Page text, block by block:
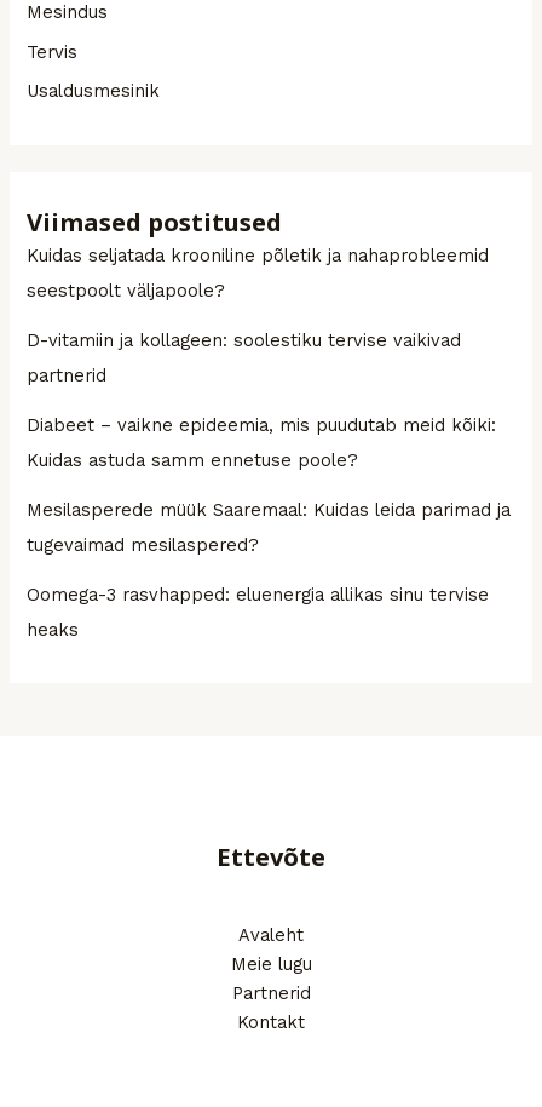
Mesindus
Tervis
Usaldusmesinik
Viimased postitused
Kuidas seljatada krooniline põletik ja nahaprobleemid
seestpoolt väljapoole?
D-vitamiin ja kollageen: soolestiku tervise vaikivad
partnerid
Diabeet – vaikne epideemia, mis puudutab meid kõiki:
Kuidas astuda samm ennetuse poole?
Mesilasperede müük Saaremaal: Kuidas leida parimad ja
tugevaimad mesilaspered?
Oomega-3 rasvhapped: eluenergia allikas sinu tervise
heaks
Ettevõte
Avaleht
Meie lugu
Partnerid
Kontakt